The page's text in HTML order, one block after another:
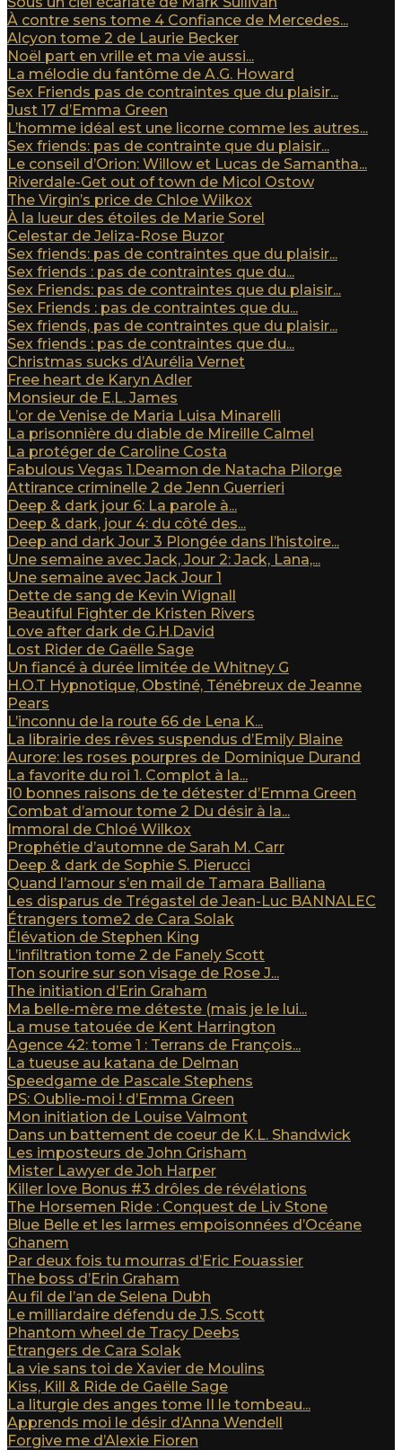
À contre sens tome 4 Confiance de Mercedes...
Alcyon tome 2 de Laurie Becker
Noël part en vrille et ma vie aussi...
La mélodie du fantôme de A.G. Howard
Sex Friends pas de contraintes que du plaisir...
Just 17 d’Emma Green
L’homme idéal est une licorne comme les autres...
Sex friends: pas de contrainte que du plaisir...
Le conseil d’Orion: Willow et Lucas de Samantha...
Riverdale-Get out of town de Micol Ostow
The Virgin’s price de Chloe Wilkox
À la lueur des étoiles de Marie Sorel
Celestar de Jeliza-Rose Buzor
Sex friends: pas de contraintes que du plaisir...
Sex friends : pas de contraintes que du...
Sex Friends: pas de contraintes que du plaisir...
Sex Friends : pas de contraintes que du...
Sex friends, pas de contraintes que du plaisir...
Sex friends : pas de contraintes que du...
Christmas sucks d’Aurélia Vernet
Free heart de Karyn Adler
Monsieur de E.L. James
L’or de Venise de Maria Luisa Minarelli
La prisonnière du diable de Mireille Calmel
La protéger de Caroline Costa
Fabulous Vegas 1.Deamon de Natacha Pilorge
Attirance criminelle 2 de Jenn Guerrieri
Deep & dark jour 6: La parole à...
Deep & dark, jour 4: du côté des...
Deep and dark Jour 3 Plongée dans l’histoire...
Une semaine avec Jack, Jour 2: Jack, Lana,...
Une semaine avec Jack Jour 1
Dette de sang de Kevin Wignall
Beautiful Fighter de Kristen Rivers
Love after dark de G.H.David
Lost Rider de Gaëlle Sage
Un fiancé à durée limitée de Whitney G
H.O.T Hypnotique, Obstiné, Ténébreux de Jeanne
Pears
L’inconnu de la route 66 de Lena K...
La librairie des rêves suspendus d’Emily Blaine
Aurore: les roses pourpres de Dominique Durand
La favorite du roi 1. Complot à la...
10 bonnes raisons de te détester d’Emma Green
Combat d’amour tome 2 Du désir à la...
Immoral de Chloé Wilkox
Prophétie d’automne de Sarah M. Carr
Deep & dark de Sophie S. Pierucci
Quand l’amour s’en mail de Tamara Balliana
Les disparus de Trégastel de Jean-Luc BANNALEC
Étrangers tome2 de Cara Solak
Élévation de Stephen King
L’infiltration tome 2 de Fanely Scott
Ton sourire sur son visage de Rose J...
The initiation d’Erin Graham
Ma belle-mère me déteste (mais je le lui...
La muse tatouée de Kent Harrington
Agence 42: tome 1 : Terrans de François...
La tueuse au katana de Delman
Speedgame de Pascale Stephens
PS: Oublie-moi ! d’Emma Green
Mon initiation de Louise Valmont
Dans un battement de coeur de K.L. Shandwick
Les imposteurs de John Grisham
Mister Lawyer de Joh Harper
Killer love Bonus #3 drôles de révélations
The Horsemen Ride : Conquest de Liv Stone
Blue Belle et les larmes empoisonnées d’Océane
Ghanem
Par deux fois tu mourras d’Eric Fouassier
The boss d’Erin Graham
Au fil de l’an de Selena Dubh
Le milliardaire défendu de J.S. Scott
Phantom wheel de Tracy Deebs
Etrangers de Cara Solak
La vie sans toi de Xavier de Moulins
Kiss, Kill & Ride de Gaëlle Sage
La liturgie des anges tome II le tombeau...
Apprends moi le désir d’Anna Wendell
Forgive me d’Alexie Fioren